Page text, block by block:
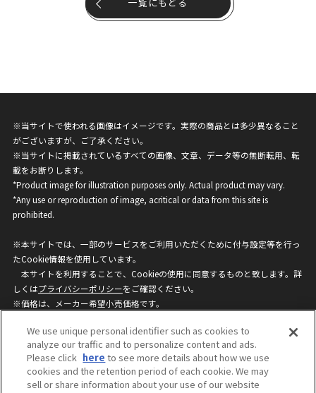
※当サイトで使われる画像はイメージです。実際の商品とは多少異なること
がございますが、ご了承ください。
※当サイトに掲載されているすべての画像、文章、データ等の無断転用、転
載をお断りします。
*Product image for illustration purposes only. Actual product may vary.
*Any use or reproduction of image, acritical or data from this site is
prohibited.
※本サイトでは、一部のサービスをご利用いただくために付与設定等を行っ
たCookie情報を使用しています。
本サイトを利用することで、Cookieの使用に同意するものと致します。詳
しくはプライバシーポリシーをご確認ください。
※価格は、メーカー希望小売価格です。
ざいますのでご了承ください。
privacypolicy
Do Not Sell or Share My
Personal Information
We use unique personal identifier such as cookies to
analyze our traffic and to personalize content and ads.
Please click here to see more details about how we use
cookies and the retention period of each cookie. We may
sell or share information about your use of our website